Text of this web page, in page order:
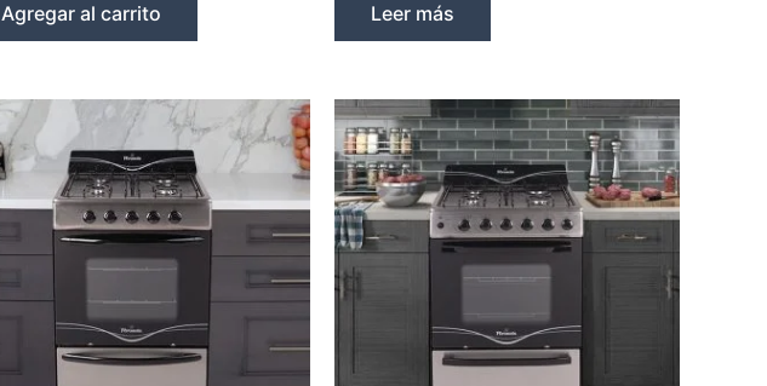
Agregar al carrito Leer más